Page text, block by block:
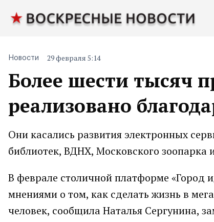
Более шести тысяч
реализовано
Новости 29 февраля 5:14
Они касались развития электронных
библиотек, ВДНХ, Московского зоопарка
В феврале столичной платформе «Город
мнениями о том, как сделать жизнь в
человек, сообщила Наталья Сергунина,